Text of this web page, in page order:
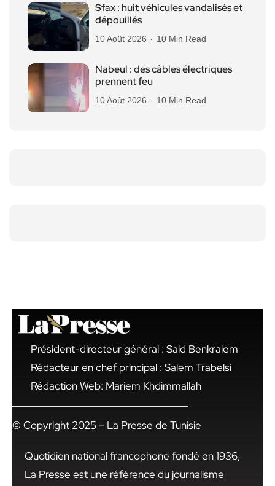
Sfax : huit véhicules vandalisés et
dépouillés
10 Août 2026 10 Min Read
Nabeul : des câbles électriques
prennent feu
10 Août 2026 10 Min Read
Président-directeur général : Said Benkraiem
Rédacteur en chef principal : Salem Trabelsi
Rédaction Web: Mariem Khdimmallah
© Copyright 2025 – La Presse de Tunisie
Quotidien national francophone fondé en 1936,
La Presse est une référence du journalisme